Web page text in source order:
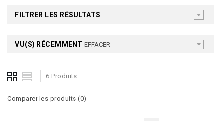
FILTRER LES RÉSULTATS
VU(S) RÉCEMMENT EFFACER
6 Produits
Comparer les produits (0)